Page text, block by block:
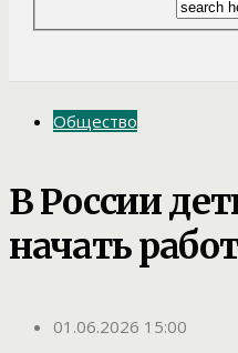
Общество
В России
начать
01.06.2026 15:00